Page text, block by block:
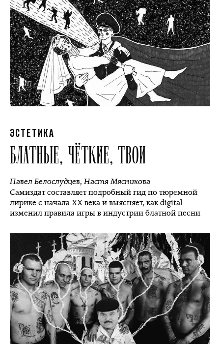
ЭСТЕТИКА
БЛАТНЫЕ, ЧЁТКИЕ, ТВОИ
Павел Белослудцев,Настя Мясникова
Самиздат составляет подробный гид по тюремной
лирике c начала XX века и выясняет, как digital
изменил правила игры в индустрии блатной песни